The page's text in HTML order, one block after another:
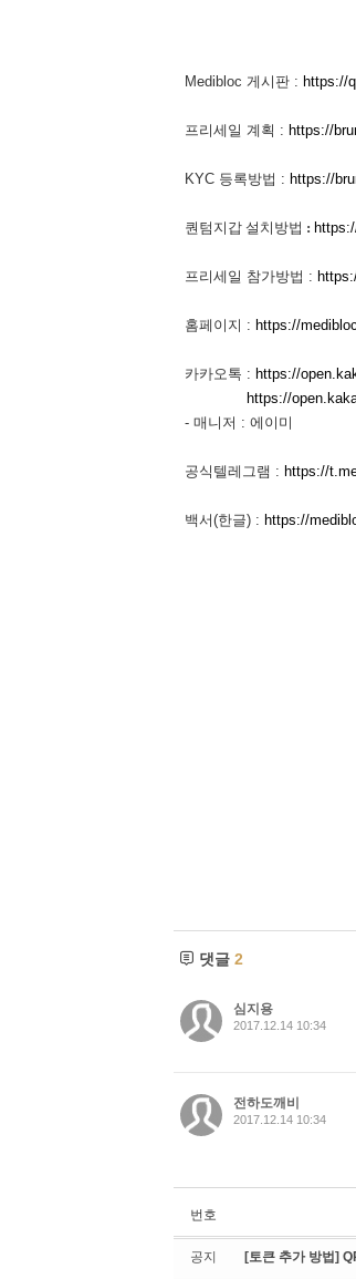
Medibloc 게시판 : https://
프리세일 계획 : https://
KYC 등록방법 : https://
퀀텀지갑 설치방법 :
프리세일 참가방법 :
홈페이지 : https://
카카오톡 : https://
https://
- 매니저 : 에이미
공식텔레그램 : https://
백서(한글) : https://
댓글 2
심지용
2017.12.14 10:34
전하도깨비
2017.12.14 10:34
번호
공지 [토큰 추가 방법]